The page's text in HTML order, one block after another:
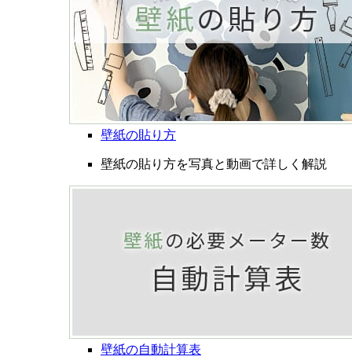
壁紙の貼り方
壁紙の貼り方を写真と動画で詳しく解説
壁紙の自動計算表